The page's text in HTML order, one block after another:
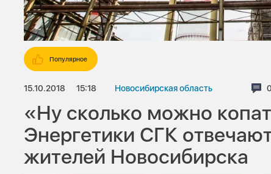
Популярное
15.10.2018 15:18 Новосибирская область 0
«Ну сколько можно
Энергетики СГК
жителей Новосибирска